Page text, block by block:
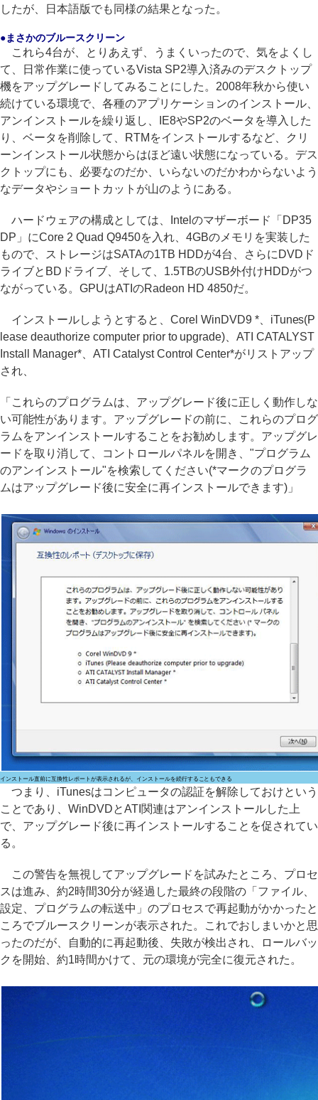
したが、日本語版でも同様の結果となった。
●まさかのブルースクリーン
これら4台が、とりあえず、うまくいったので、気をよくし
て、日常作業に使っているVista SP2導入済みのデスクトップ
機をアップグレードしてみることにした。2008年秋から使い
続けている環境で、各種のアプリケーションのインストール、
アンインストールを繰り返し、IE8やSP2のベータを導入した
り、ベータを削除して、RTMをインストールするなど、クリ
ーンインストール状態からはほど遠い状態になっている。デス
クトップにも、必要なのだか、いらないのだかわからないよう
なデータやショートカットが山のようにある。
ハードウェアの構成としては、Intelのマザーボード「DP35
DP」にCore 2 Quad Q9450を入れ、4GBのメモリを実装した
もので、ストレージはSATAの1TB HDDが4台、さらにDVDド
ライブとBDドライブ、そして、1.5TBのUSB外付けHDDがつ
ながっている。GPUはATIのRadeon HD 4850だ。
インストールしようとすると、Corel WinDVD9 *、iTunes(P
lease deauthorize computer prior to upgrade)、ATI CATALYST
Install Manager*、ATI Catalyst Control Center*がリストアップ
され、
「これらのプログラムは、アップグレード後に正しく動作しな
い可能性があります。アップグレードの前に、これらのプログ
ラムをアンインストールすることをお勧めします。アップグレ
ードを取り消して、コントロールパネルを開き、"プログラム
のアンインストール"を検索してください(*マークのプログラ
ムはアップグレード後に安全に再インストールできます)」
インストール直前に互換性レポートが表示されるが、インストールを続行することもできる
つまり、iTunesはコンピュータの認証を解除しておけという
ことであり、WinDVDとATI関連はアンインストールした上
で、アップグレード後に再インストールすることを促されてい
る。
この警告を無視してアップグレードを試みたところ、プロセ
スは進み、約2時間30分が経過した最終の段階の「ファイル、
設定、プログラムの転送中」のプロセスで再起動がかかったと
ころでブルースクリーンが表示された。これでおしまいかと思
ったのだが、自動的に再起動後、失敗が検出され、ロールバッ
クを開始、約1時間かけて、元の環境が完全に復元された。